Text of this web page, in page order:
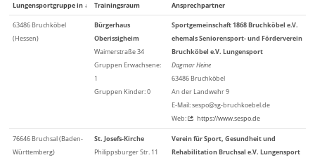
Lungensportgruppe in ↓ Trainingsraum Ansprechpartner
63486 Bruchköbel
(Hessen)
Bürgerhaus
Oberissigheim
Waimerstraße 34
Gruppen Erwachsene:
1
Gruppen Kinder: 0
Sportgemeinschaft 1868 Bruchköbel e.V.
ehemals Seniorensport- und Förderverein
Bruchköbel e.V. Lungensport
Dagmar Heine
63486 Bruchköbel
An der Landwehr 9
E-Mail: sespo@sg-bruchkoebel.de
Web:
https://www.sespo.de
76646 Bruchsal (Baden-
Württemberg)
St. Josefs-Kirche
Philippsburger Str. 11
Verein für Sport, Gesundheit und
Rehabilitation Bruchsal e.V. Lungensport